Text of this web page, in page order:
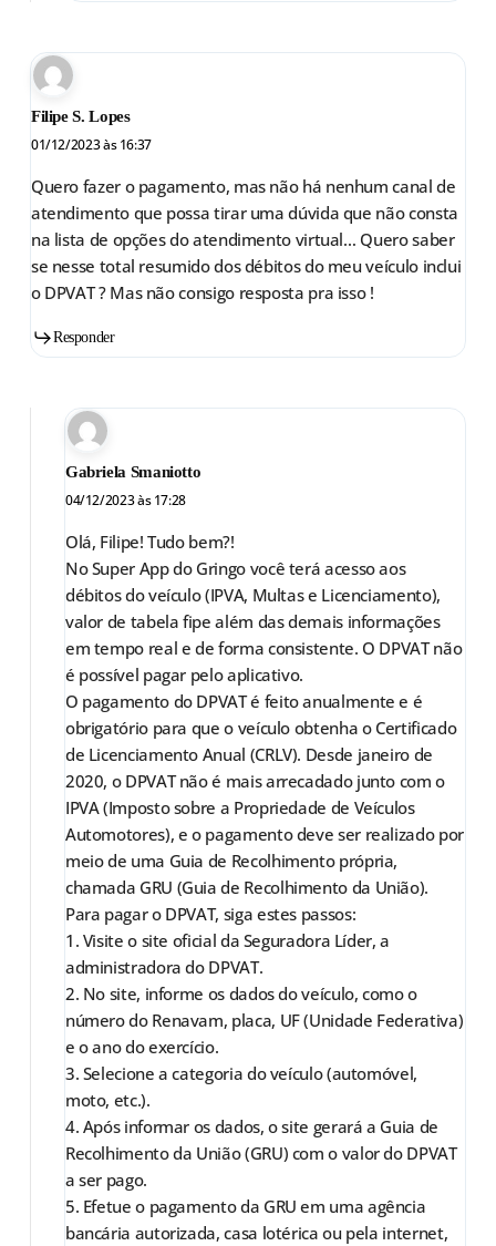
Filipe S. Lopes
01/12/2023 às 16:37
Quero fazer o pagamento, mas não há nenhum canal de
atendimento que possa tirar uma dúvida que não consta
na lista de opções do atendimento virtual… Quero saber
se nesse total resumido dos débitos do meu veículo inclui
o DPVAT ? Mas não consigo resposta pra isso !
Responder
Gabriela Smaniotto
04/12/2023 às 17:28
Olá, Filipe! Tudo bem?!
No Super App do Gringo você terá acesso aos
débitos do veículo (IPVA, Multas e Licenciamento),
valor de tabela fipe além das demais informações
em tempo real e de forma consistente. O DPVAT não
é possível pagar pelo aplicativo.
O pagamento do DPVAT é feito anualmente e é
obrigatório para que o veículo obtenha o Certificado
de Licenciamento Anual (CRLV). Desde janeiro de
2020, o DPVAT não é mais arrecadado junto com o
IPVA (Imposto sobre a Propriedade de Veículos
Automotores), e o pagamento deve ser realizado por
meio de uma Guia de Recolhimento própria,
chamada GRU (Guia de Recolhimento da União).
Para pagar o DPVAT, siga estes passos:
1. Visite o site oficial da Seguradora Líder, a
administradora do DPVAT.
2. No site, informe os dados do veículo, como o
número do Renavam, placa, UF (Unidade Federativa)
e o ano do exercício.
3. Selecione a categoria do veículo (automóvel,
moto, etc.).
4. Após informar os dados, o site gerará a Guia de
Recolhimento da União (GRU) com o valor do DPVAT
a ser pago.
5. Efetue o pagamento da GRU em uma agência
bancária autorizada, casa lotérica ou pela internet,